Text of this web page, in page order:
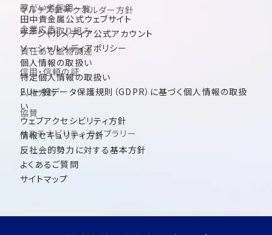
マルチステークホルダー方針
未来への取り組み
責任ある鉱物調達
信用・信頼の証
人権方針
協賛
サステナビリティ ライブラリー
グループ企業一覧
企業広告
障がい者採用
田中貴金属公式ウェブサイト
ソーシャルメディア公式アカウント
ソーシャルメディアポリシー
個人情報の取扱い
特定個人情報の取扱い
EU一般データ保護規則（GDPR）に基づく個人情報の取扱
い
ウェブアクセシビリティ方針
情報セキュリティ方針
反社会的勢力に対する基本方針
よくあるご質問
サイトマップ